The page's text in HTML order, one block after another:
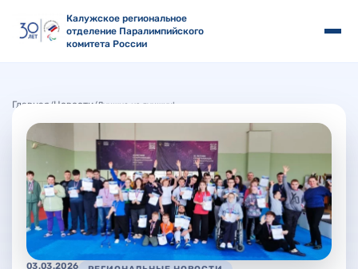
Калужское региональное
отделение Паралимпийского
комитета России
Главная /Новости/Лучшие из лучших!
03.03.2026